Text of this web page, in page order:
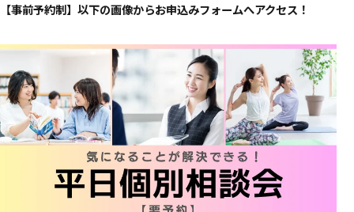
【事前予約制】以下の画像からお申込みフォームへアクセス！